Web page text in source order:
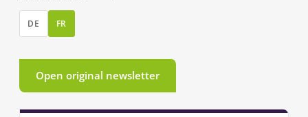
DE FR
Open original newsletter